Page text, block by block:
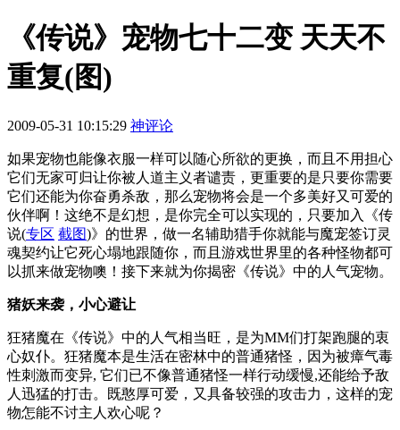
《传说》宠物七十二变 天天不
重复(图)
2009-05-31 10:15:29 神评论
如果宠物也能像衣服一样可以随心所欲的更换，而且不用担心
它们无家可归让你被人道主义者谴责，更重要的是只要你需要
它们还能为你奋勇杀敌，那么宠物将会是一个多美好又可爱的
伙伴啊！这绝不是幻想，是你完全可以实现的，只要加入《传
说(专区 截图)》的世界，做一名辅助猎手你就能与魔宠签订灵
魂契约让它死心塌地跟随你，而且游戏世界里的各种怪物都可
以抓来做宠物噢！接下来就为你揭密《传说》中的人气宠物。
猪妖来袭，小心避让
狂猪魔在《传说》中的人气相当旺，是为MM们打架跑腿的衷
心奴仆。狂猪魔本是生活在密林中的普通猪怪，因为被瘴气毒
性刺激而变异, 它们已不像普通猪怪一样行动缓慢,还能给予敌
人迅猛的打击。既憨厚可爱，又具备较强的攻击力，这样的宠
物怎能不讨主人欢心呢？